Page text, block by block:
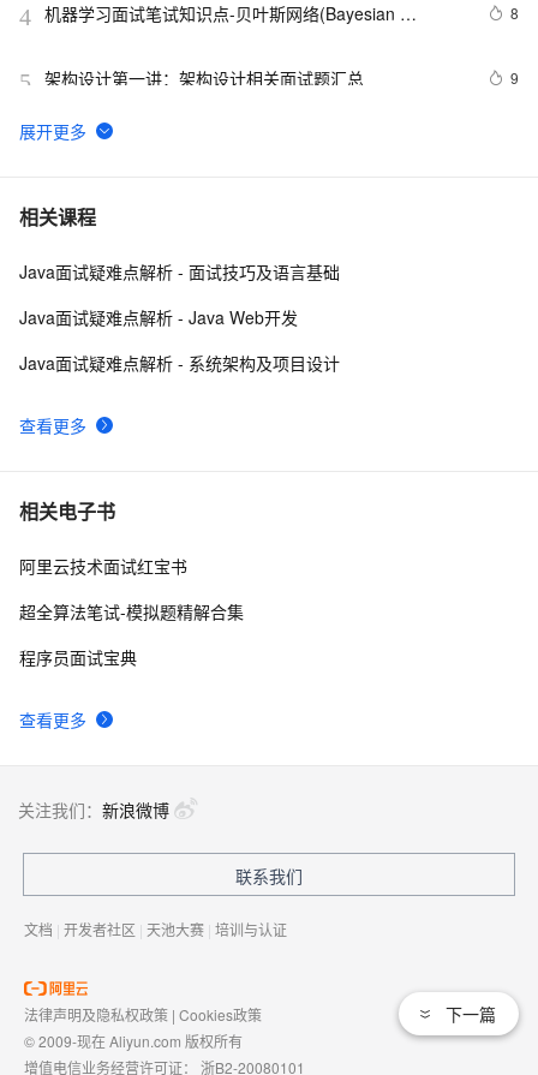
4 机器学习面试笔试知识点-贝叶斯网络(Bayesian
8
5 架构设计第一讲：架构设计相关面试题汇总 9
6
揭秘CSS布局神器：vw/vh、rem、%与px大PK，掌握它
7 Python深度学习面试：CNN、RNN与Transformer详解
8 10年Java面试总结：Java程序员面试必备的面试技巧
行TLS四次握手
相关课程
查看更多
Java面试疑难点解析 - 面试技巧及语言基础
Java面试疑难点解析 - Java Web开发
Java面试疑难点解析 - 系统架构及项目设计
相关电子书
查看更多
阿里云技术面试红宝书
超全算法笔试-模拟题精解合集
程序员面试宝典
下一篇
关注我们： 新浪微博
联系我们
文档 | 开发者社区 | 天池大赛 | 培训与认证
法律声明及隐私权政策 | Cookies政策
© 2009-现在 Aliyun.com 版权所有
增值电信业务经营许可证： 浙B2-20080101